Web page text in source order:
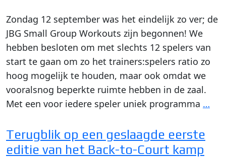
Zondag 12 september was het eindelijk zo ver; de
JBG Small Group Workouts zijn begonnen! We
hebben besloten om met slechts 12 spelers van
start te gaan om zo het trainers:spelers ratio zo
hoog mogelijk te houden, maar ook omdat we
vooralsnog beperkte ruimte hebben in de zaal.
Met een voor iedere speler uniek programma …
Terugblik op een geslaagde eerste
editie van het Back-to-Court kamp